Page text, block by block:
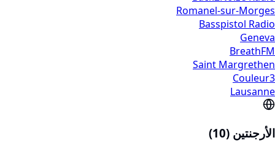
Romanel-sur-Morges
Basspistol Radio
Geneva
BreathFM
Saint Margrethen
Couleur3
Lausanne
الأرجنتين (10)